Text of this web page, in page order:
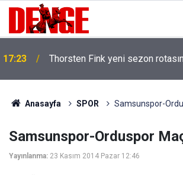
17:23 Thorsten Fink yeni sezon
Anasayfa SPOR Samsunspor-
Samsunspor-Orduspor
Yayınlanma: 23 Kasım 2014 Pazar 12:46